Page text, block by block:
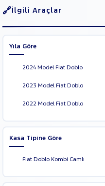
İlgili Araçlar
Yıla Göre
2024 Model Fiat Doblo
2023 Model Fiat Doblo
2022 Model Fiat Doblo
Kasa Tipine Göre
Fiat Doblo Kombi Camlı